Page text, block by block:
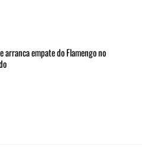
arranca empate do Flamengo no